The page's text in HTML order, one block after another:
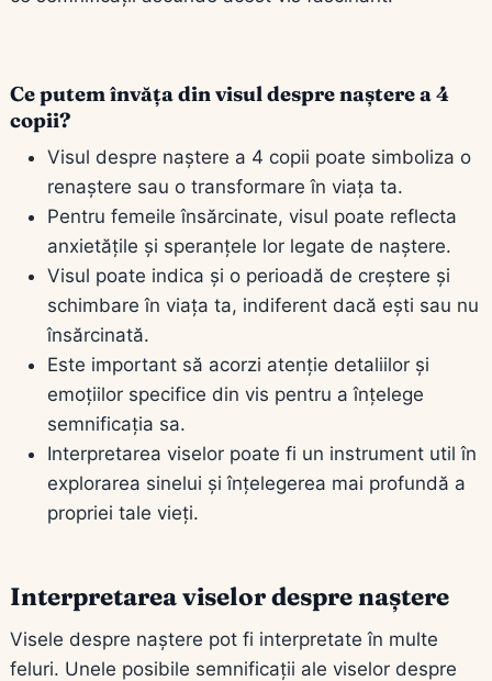
Ce putem învăța din visul despre naștere a 4
copii?
Visul despre naștere a 4 copii poate simboliza o
renaștere sau o transformare în viața ta.
Pentru femeile însărcinate, visul poate reflecta
anxietățile și speranțele lor legate de naștere.
Visul poate indica și o perioadă de creștere și
schimbare în viața ta, indiferent dacă ești sau nu
însărcinată.
Este important să acorzi atenție detaliilor și
emoțiilor specifice din vis pentru a înțelege
semnificația sa.
Interpretarea viselor poate fi un instrument util în
explorarea sinelui și înțelegerea mai profundă a
propriei tale vieți.
Interpretarea viselor despre naștere
Visele despre naștere pot fi interpretate în multe
feluri. Unele posibile semnificații ale viselor despre